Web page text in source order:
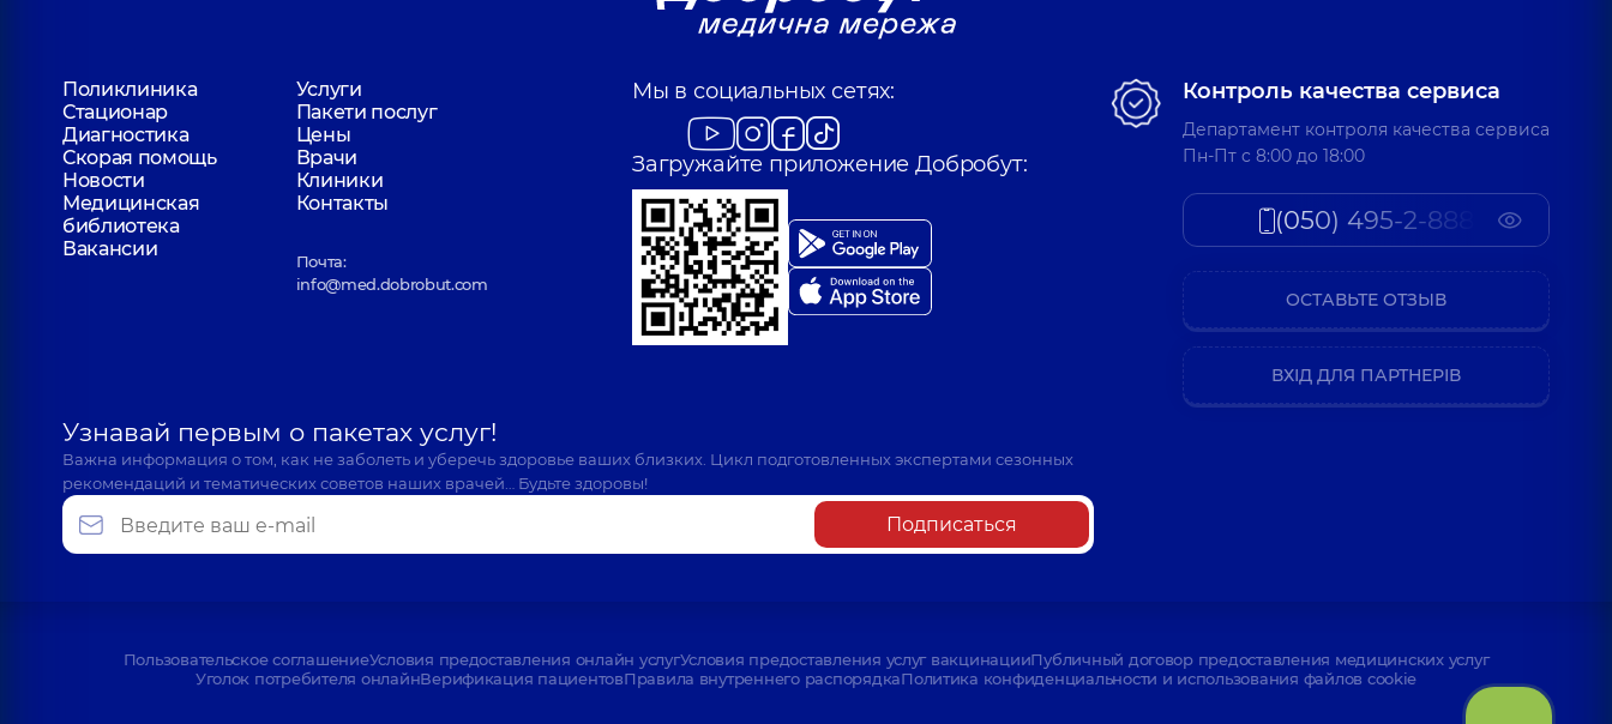
Поликлиника
Услуги
Стационар
Пакети послуг
Диагностика
Цены
Скорая помощь
Врачи
Новости
Клиники
Медицинская
библиотека
Контакты
Вакансии
Почта:
info@med.dobrobut.com
Мы в социальных сетях:
Загружайте приложение Добробут:
Узнавай первым о пакетах услуг!
Важна информация о том, как не заболеть и уберечь здоровье ваших близких. Цикл подготовленных экспертами сезонных
рекомендаций и тематических советов наших врачей… Будьте здоровы!
Подписаться
Контроль качества сервиса
Департамент контроля качества сервиса
Пн-Пт c 8:00 до 18:00
(050) 495-2-888
ОСТАВЬТЕ ОТЗЫВ
ВХІД ДЛЯ ПАРТНЕРІВ
Пользовательское соглашениеУсловия предоставления онлайн услугУсловия предоставления услуг вакцинацииПубличный договор предоставления медицинских услуг
Уголок потребителя онлайнВерификация пациентовПравила внутреннего распорядкаПолитика конфиденциальности и использования файлов cookie